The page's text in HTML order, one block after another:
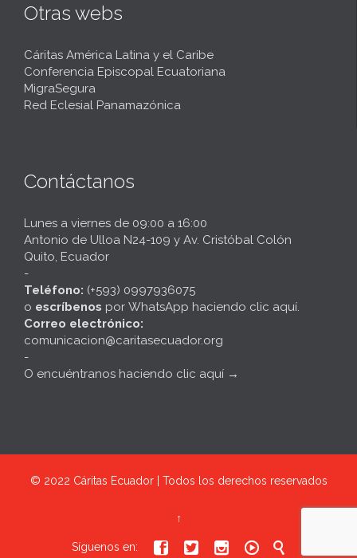
Otras webs
Cáritas América Latina y el Caribe
Conferencia Episcopal Ecuatoriana
MigraSegura
Red Eclesial Panamazónica
Contáctanos
Lunes a viernes de 09:00 a 16:00
Antonio de Ulloa N24-109 y Av. Cristóbal Colón
Quito, Ecuador
-
Teléfono: (+593) 0997936075
o escríbenos por WhatsApp haciendo clic aquí
Correo electrónico:
comunicacion@caritasecuador.org
-
O encuéntranos haciendo clic aquí →
© 2022 Cáritas Ecuador | Todos los derechos reservados
↑
Síguenos en:     